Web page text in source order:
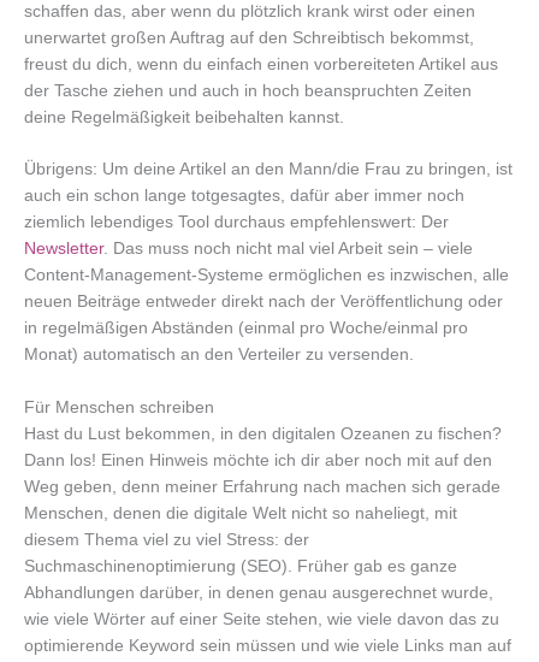
schaffen das, aber wenn du plötzlich krank wirst oder einen
unerwartet großen Auftrag auf den Schreibtisch bekommst,
freust du dich, wenn du einfach einen vorbereiteten Artikel aus
der Tasche ziehen und auch in hoch beanspruchten Zeiten
deine Regelmäßigkeit beibehalten kannst.
Übrigens: Um deine Artikel an den Mann/die Frau zu bringen, ist
auch ein schon lange totgesagtes, dafür aber immer noch
ziemlich lebendiges Tool durchaus empfehlenswert: Der
Newsletter. Das muss noch nicht mal viel Arbeit sein – viele
Content-Management-Systeme ermöglichen es inzwischen, alle
neuen Beiträge entweder direkt nach der Veröffentlichung oder
in regelmäßigen Abständen (einmal pro Woche/einmal pro
Monat) automatisch an den Verteiler zu versenden.
Für Menschen schreiben
Hast du Lust bekommen, in den digitalen Ozeanen zu fischen?
Dann los! Einen Hinweis möchte ich dir aber noch mit auf den
Weg geben, denn meiner Erfahrung nach machen sich gerade
Menschen, denen die digitale Welt nicht so naheliegt, mit
diesem Thema viel zu viel Stress: der
Suchmaschinenoptimierung (SEO). Früher gab es ganze
Abhandlungen darüber, in denen genau ausgerechnet wurde,
wie viele Wörter auf einer Seite stehen, wie viele davon das zu
optimierende Keyword sein müssen und wie viele Links man auf